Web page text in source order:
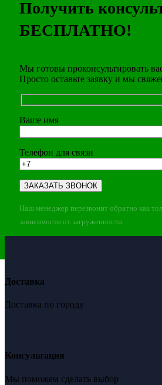
Получить
БЕСПЛАТНО!
Мы готовы проконсультировать
Просто оставьте заявку и мы
Ваше имя
Телефон для связи
Наш менеджер перезвонит обратно как
зависимости от загруженности.
Доставка
Доставка по городу
Консультация
Мы поможем сделать выбор